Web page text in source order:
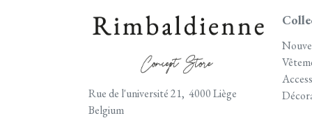
Rue de l'université 21, 4000 Liège
Belgium